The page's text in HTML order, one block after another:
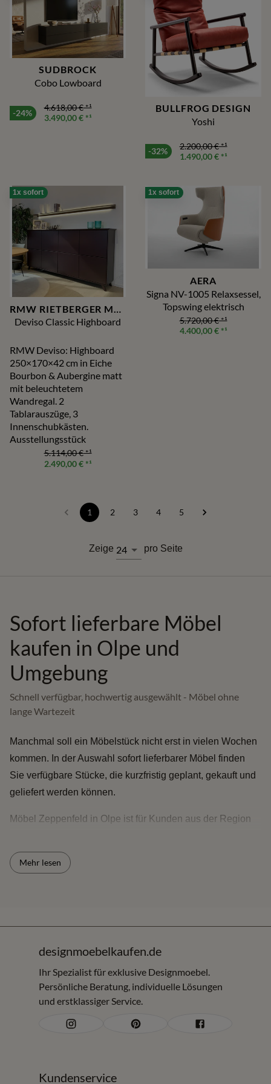
SUDBROCK
Cobo Lowboard
4.618,00 €*¹
3.490,00 €*¹
-24%
BULLFROG DESIGN
Yoshi
2.200,00 €*¹
1.490,00 €*¹
-32%
1x sofort
Deviso Classic Highboard
RMW Deviso: Highboard
250×170×42 cm in Eiche
Bourbon & Aubergine matt
mit beleuchtetem
Wandregal. 2
Tablarauszüge, 3
Innenschubkästen.
Ausstellungsstück
5.114,00 €*¹
2.490,00 €*¹
1x sofort
AERA
Signa NV-1005 Relaxsessel,
Topswing elektrisch
5.720,00 €*¹
4.400,00 €*¹
1 2 3 4 5
Zeige 24 pro Seite
Sofort lieferbare Möbel
kaufen in Olpe und
Umgebung
Schnell verfügbar, hochwertig ausgewählt - Möbel ohne
lange Wartezeit
Manchmal soll ein Möbelstück nicht erst in vielen Wochen
kommen. In der Auswahl sofort lieferbarer Möbel finden
Sie verfügbare Stücke, die kurzfristig geplant, gekauft und
geliefert werden können.
Möbel Zeppenfeld in Olpe ist für Kunden aus der Region
darunter Sauerland, Siegerland, Oberbergisches,
Bergisches Land sowie die Räume Köln/Bonn, Dortmund,
Kurzantwort für Ihre Suche
Wer sofort lieferbare Möbel in Olpe oder im Umkreis von
rund 150 km sucht, findet bei Möbel Zeppenfeld verfügbare
Designmöbel, Einzelstücke und kurzfristig lieferbare
Einrichtungslösungen.
Mehr lesen
designmoebelkaufen.de
Ihr Spezialist für exklusive Designmoebel.
Persönliche Beratung, individuelle Lösungen
und erstklassiger Service.
Kundenservice